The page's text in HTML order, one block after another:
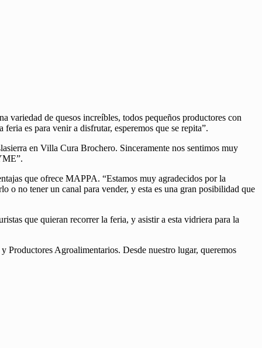
variedad de quesos increíbles, todos pequeños productores con
es para venir a disfrutar, esperemos que se repita”.
en Villa Cura Brochero. Sinceramente nos sentimos muy
que ofrece MAPPA. “Estamos muy agradecidos por la
o no tener un canal para vender, y esta es una gran posibilidad que
que quieran recorrer la feria, y asistir a esta vidriera para la
Productores Agroalimentarios. Desde nuestro lugar, queremos